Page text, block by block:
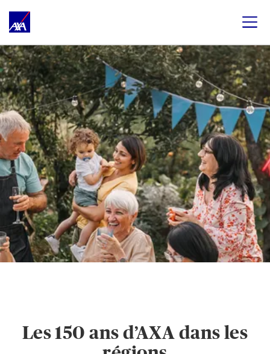
Les 150 ans d’AXA dans les